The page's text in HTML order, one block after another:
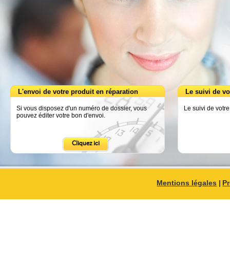
L'envoi de votre produit en réparation
Si vous disposez d'un numéro de dossier, vous
pouvez éditer votre bon d'envoi.
Cliquez ici
Le suivi de
Le suivi de
Mentions légales |